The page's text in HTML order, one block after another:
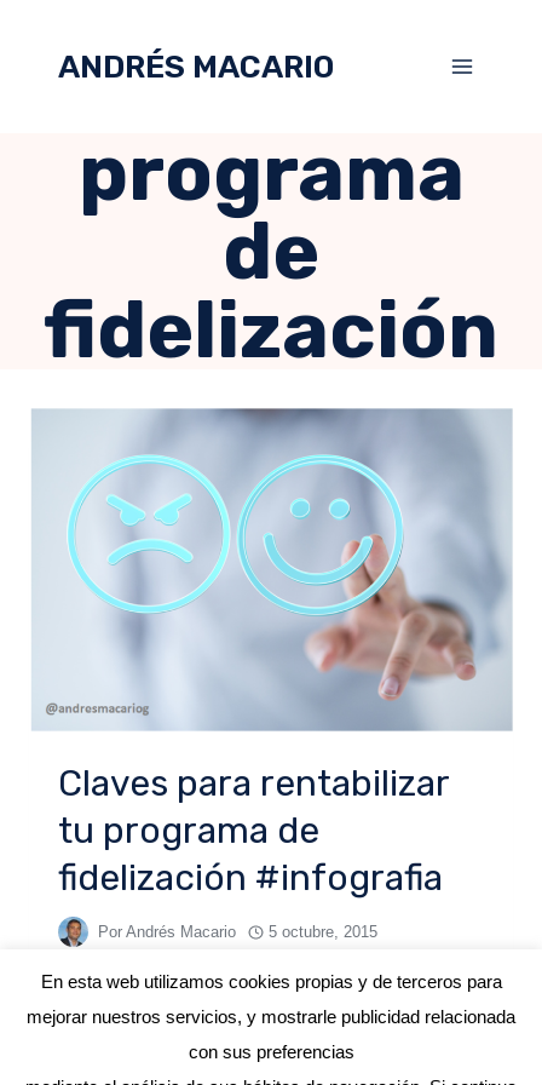
ANDRÉS MACARIO
programa
de
fidelización
Claves para rentabilizar
tu programa de
fidelización #infografia
Por Andrés Macario 5 octubre, 2015
En esta web utilizamos cookies propias y de terceros para
mejorar nuestros servicios, y mostrarle publicidad relacionada
con sus preferencias